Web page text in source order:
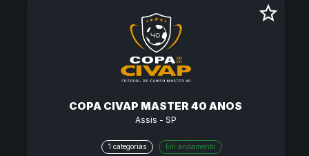
COPA CIVAP MASTER 40 ANOS
Assis - SP
1 categorias Em andamento
star_border